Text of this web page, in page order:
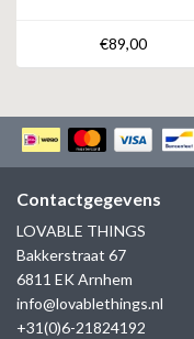
€89,00
Contactgegevens
LOVABLE THINGS
Bakkerstraat 67
6811 EK Arnhem
info@lovablethings.nl
+31(0)6-21824192